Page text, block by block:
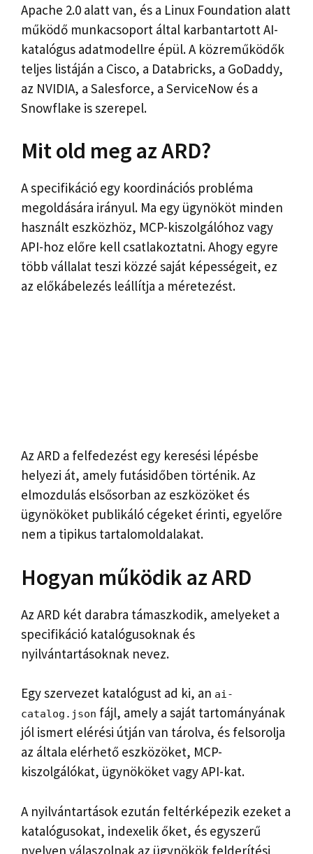
Apache 2.0 alatt van, és a Linux Foundation alatt
működő munkacsoport által karbantartott AI-
katalógus adatmodellre épül. A közreműködők
teljes listáján a Cisco, a Databricks, a GoDaddy,
az NVIDIA, a Salesforce, a ServiceNow és a
Snowflake is szerepel.
Mit old meg az ARD?
A specifikáció egy koordinációs probléma
megoldására irányul. Ma egy ügynököt minden
használt eszközhöz, MCP-kiszolgálóhoz vagy
API-hoz előre kell csatlakoztatni. Ahogy egyre
több vállalat teszi közzé saját képességeit, ez
az előkábelezés leállítja a méretezést.
Az ARD a felfedezést egy keresési lépésbe
helyezi át, amely futásidőben történik. Az
elmozdulás elsősorban az eszközöket és
ügynököket publikáló cégeket érinti, egyelőre
nem a tipikus tartalomoldalakat.
Hogyan működik az ARD
Az ARD két darabra támaszkodik, amelyeket a
specifikáció katalógusoknak és
nyilvántartásoknak nevez.
Egy szervezet katalógust ad ki, an ai-
catalog.json fájl, amely a saját tartományának
jól ismert elérési útján van tárolva, és felsorolja
az általa elérhető eszközöket, MCP-
kiszolgálókat, ügynököket vagy API-kat.
A nyilvántartások ezután feltérképezik ezeket a
katalógusokat, indexelik őket, és egyszerű
nyelven válaszolnak az ügynökök felderítési